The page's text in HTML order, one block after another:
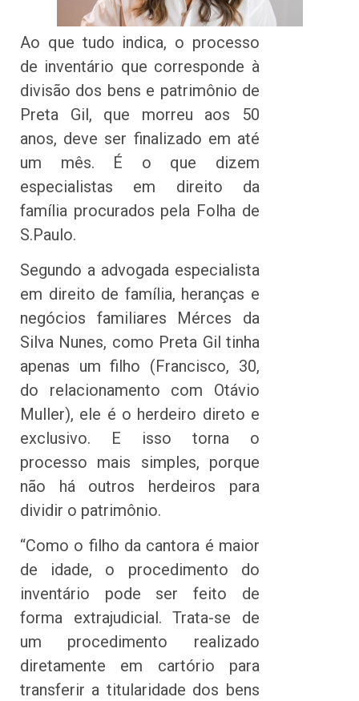
Ao que tudo indica, o processo
de inventário que corresponde à
divisão dos bens e patrimônio de
Preta Gil, que morreu aos 50
anos, deve ser finalizado em até
um mês. É o que dizem
especialistas em direito da
família procurados pela Folha de
S.Paulo.
Segundo a advogada especialista
em direito de família, heranças e
negócios familiares Mérces da
Silva Nunes, como Preta Gil tinha
apenas um filho (Francisco, 30,
do relacionamento com Otávio
Muller), ele é o herdeiro direto e
exclusivo. E isso torna o
processo mais simples, porque
não há outros herdeiros para
dividir o patrimônio.
“Como o filho da cantora é maior
de idade, o procedimento do
inventário pode ser feito de
forma extrajudicial. Trata-se de
um procedimento realizado
diretamente em cartório para
transferir a titularidade dos bens